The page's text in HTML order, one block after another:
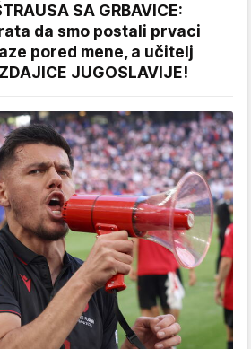
SA GRBAVICE:
da smo postali prvaci
pored mene, a učitelj
JUGOSLAVIJE!